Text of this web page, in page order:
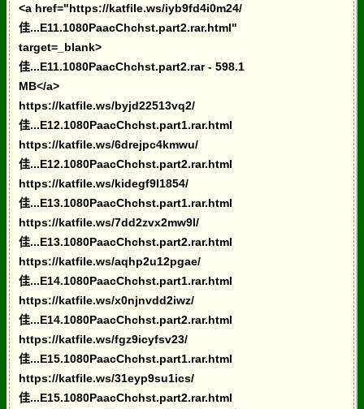
<a href="https://katfile.ws/iyb9fd4i0m24/
佳...E11.1080PaacChchst.part2.rar.html"
target=_blank>
佳...E11.1080PaacChchst.part2.rar - 598.1
MB</a>
https://katfile.ws/byjd22513vq2/
佳...E12.1080PaacChchst.part1.rar.html
https://katfile.ws/6drejpc4kmwu/
佳...E12.1080PaacChchst.part2.rar.html
https://katfile.ws/kidegf9l1854/
佳...E13.1080PaacChchst.part1.rar.html
https://katfile.ws/7dd2zvx2mw9l/
佳...E13.1080PaacChchst.part2.rar.html
https://katfile.ws/aqhp2u12pgae/
佳...E14.1080PaacChchst.part1.rar.html
https://katfile.ws/x0njnvdd2iwz/
佳...E14.1080PaacChchst.part2.rar.html
https://katfile.ws/fgz9icyfsv23/
佳...E15.1080PaacChchst.part1.rar.html
https://katfile.ws/31eyp9su1ics/
佳...E15.1080PaacChchst.part2.rar.html